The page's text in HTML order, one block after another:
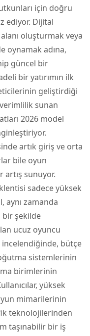
için doğru
ediyor. Dijital
oluşturmak veya
oynamak adına,
güncel bir
bir yatırımın ilk
geliştirdiği
sunan
2026 model
artık giriş ve orta
bile oyun
sunuyor.
sadece yüksek
aynı zamanda
bir şekilde
ucuz oyuncu
bütçe
sistemlerinin
birimlerinin
yüksek
mimarilerinin
teknolojilerinden
taşınabilir bir iş